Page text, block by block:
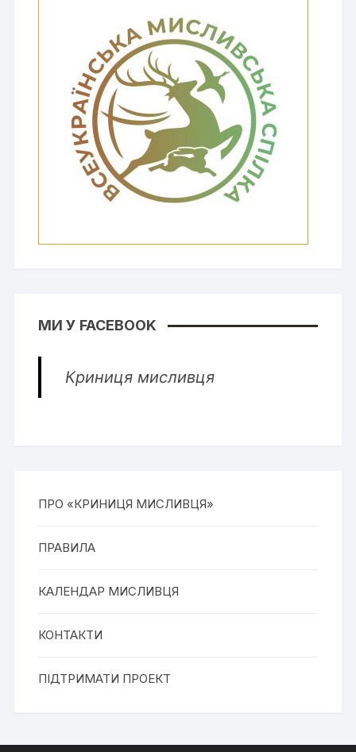
МИ У FACEBOOK
Криниця мисливця
ПРО «КРИНИЦЯ МИСЛИВЦЯ»
ПРАВИЛА
КАЛЕНДАР МИСЛИВЦЯ
КОНТАКТИ
ПІДТРИМАТИ ПРОЕКТ